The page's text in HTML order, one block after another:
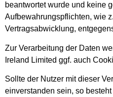
beantwortet wurde und keine
Aufbewahrungspflichten, wie
Vertragsabwicklung,
Zur Verarbeitung der Daten
Ireland Limited ggf. auch
Sollte der Nutzer mit dieser
einverstanden sein, so